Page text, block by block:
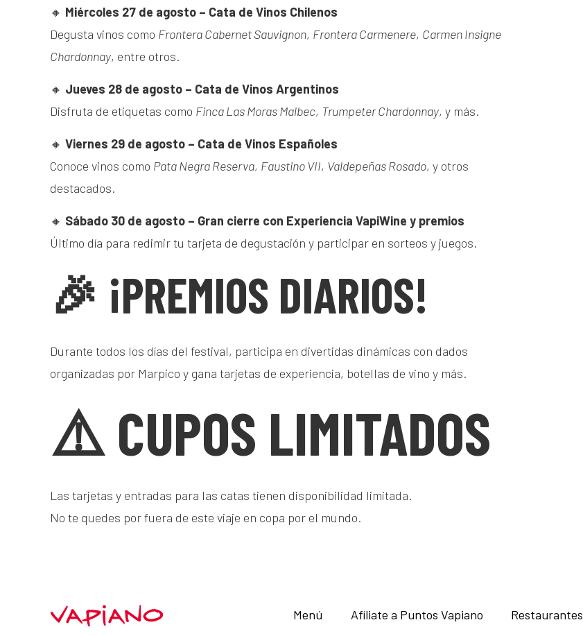
🔸 Miércoles 27 de agosto – Cata de Vinos Chilenos
Degusta vinos como Frontera Cabernet Sauvignon, Frontera Carmenere, Carmen Insigne
Chardonnay, entre otros.
🔸 Jueves 28 de agosto – Cata de Vinos Argentinos
Disfruta de etiquetas como Finca Las Moras Malbec, Trumpeter Chardonnay, y más.
🔸 Viernes 29 de agosto – Cata de Vinos Españoles
Conoce vinos como Pata Negra Reserva, Faustino VII, Valdepeñas Rosado, y otros
destacados.
🔸 Sábado 30 de agosto – Gran cierre con Experiencia VapiWine y premios
Último día para redimir tu tarjeta de degustación y participar en sorteos y juegos.
🎉 ¡PREMIOS DIARIOS!
Durante todos los días del festival, participa en divertidas dinámicas con dados
organizadas por Marpico y gana tarjetas de experiencia, botellas de vino y más.
⚠️ CUPOS LIMITADOS
Las tarjetas y entradas para las catas tienen disponibilidad limitada.
No te quedes por fuera de este viaje en copa por el mundo.
Menú Afíliate a Puntos Vapiano Restaurantes